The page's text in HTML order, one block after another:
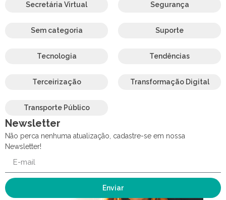
Secretária Virtual Segurança
Sem categoria Suporte
Tecnologia Tendências
Terceirização Transformação Digital
Transporte Público
Newsletter
Não perca nenhuma atualização, cadastre-se em nossa
Newsletter!
Enviar